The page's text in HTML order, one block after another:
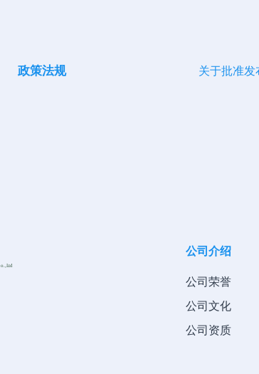
政策法规 关于批准
o.,Ltd
公司介绍
公司荣誉
公司文化
公司资质